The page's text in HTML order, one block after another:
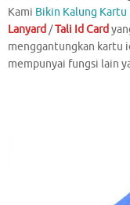
Kami Bikin Kalung Kartu
Lanyard /Tali Id Card
menggantungkan kartu
mempunyai fungsi lain